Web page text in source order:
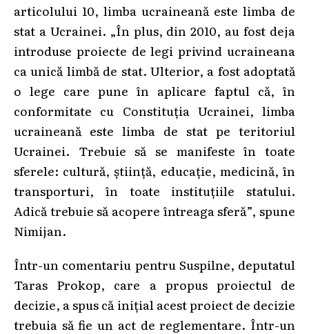
articolului 10, limba ucraineană este limba de
stat a Ucrainei. „În plus, din 2010, au fost deja
introduse proiecte de legi privind ucraineana
ca unică limbă de stat. Ulterior, a fost adoptată
o lege care pune în aplicare faptul că, în
conformitate cu Constituția Ucrainei, limba
ucraineană este limba de stat pe teritoriul
Ucrainei. Trebuie să se manifeste în toate
sferele: cultură, știință, educație, medicină, în
transporturi, în toate instituțiile statului.
Adică trebuie să acopere întreaga sferă”, spune
Nimijan.
Într-un comentariu pentru Suspilne, deputatul
Taras Prokop, care a propus proiectul de
decizie, a spus că inițial acest proiect de decizie
trebuia să fie un act de reglementare. Într-un